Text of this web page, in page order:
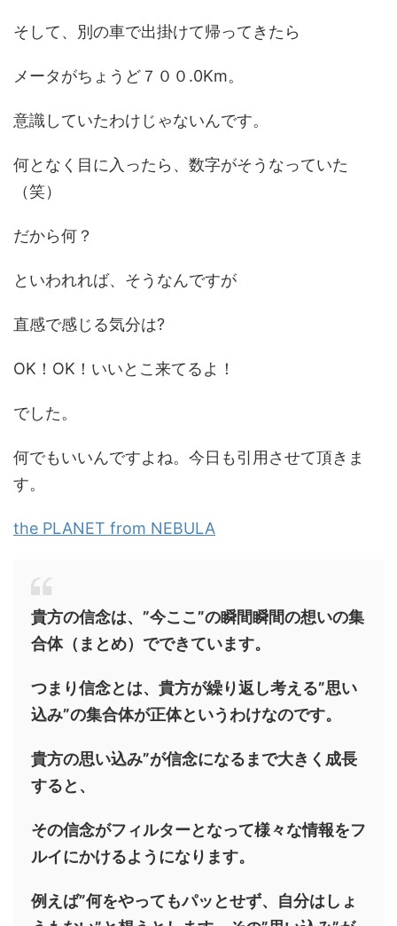
そして、別の車で出掛けて帰ってきたら
メータがちょうど７００.0Km。
意識していたわけじゃないんです。
何となく目に入ったら、数字がそうなっていた
（笑）
だから何？
といわれれば、そうなんですが
直感で感じる気分は?
OK！OK！いいとこ来てるよ！
でした。
何でもいいんですよね。今日も引用させて頂きま
す。
the PLANET from NEBULA
貴方の信念は、”今ここ”の瞬間瞬間の想いの集
合体（まとめ）でできています。
つまり信念とは、貴方が繰り返し考える”思い
込み”の集合体が正体というわけなのです。
貴方の思い込み”が信念になるまで大きく成長
すると、
その信念がフィルターとなって様々な情報をフ
ルイにかけるようになります。
例えば”何をやってもパッとせず、自分はしょ